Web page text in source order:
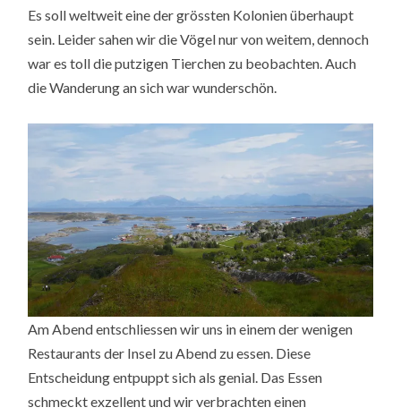
Es soll weltweit eine der grössten Kolonien überhaupt
sein. Leider sahen wir die Vögel nur von weitem, dennoch
war es toll die putzigen Tierchen zu beobachten. Auch
die Wanderung an sich war wunderschön.
Am Abend entschliessen wir uns in einem der wenigen
Restaurants der Insel zu Abend zu essen. Diese
Entscheidung entpuppt sich als genial. Das Essen
schmeckt exzellent und wir verbrachten einen